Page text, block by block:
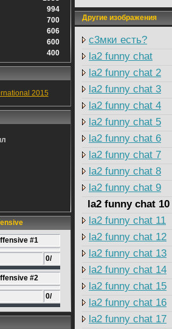
994
700
606
600
400
2015
#1
0/
#2
0/
Другие изображения
с3мки есть?
la2 funny chat
la2 funny chat 2
la2 funny chat 3
la2 funny chat 4
la2 funny chat 5
la2 funny chat 6
la2 funny chat 7
la2 funny chat 8
la2 funny chat 9
la2 funny chat 10
la2 funny chat 11
la2 funny chat 12
la2 funny chat 13
la2 funny chat 14
la2 funny chat 15
la2 funny chat 16
la2 funny chat 17